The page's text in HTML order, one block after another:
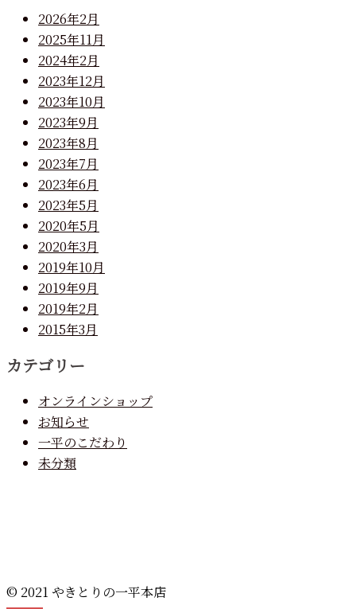
2026年2月
2025年11月
2024年2月
2023年12月
2023年10月
2023年9月
2023年8月
2023年7月
2023年6月
2023年5月
2020年5月
2020年3月
2019年10月
2019年9月
2019年2月
2015年3月
カテゴリー
オンラインショップ
お知らせ
一平のこだわり
未分類
© 2021 やきとりの一平本店